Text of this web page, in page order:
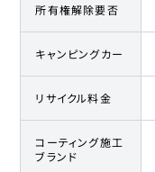
所有権解除要否
キャンピングカー
リサイクル料金
コーティング施工
ブランド